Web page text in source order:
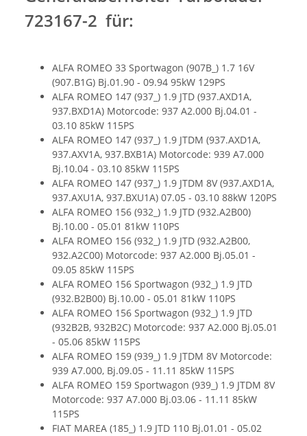
723167-2 für:
ALFA ROMEO 33 Sportwagon (907B_) 1.7 16V
(907.B1G) Bj.01.90 - 09.94 95kW 129PS
ALFA ROMEO 147 (937_) 1.9 JTD (937.AXD1A,
937.BXD1A) Motorcode: 937 A2.000 Bj.04.01 -
03.10 85kW 115PS
ALFA ROMEO 147 (937_) 1.9 JTDM (937.AXD1A,
937.AXV1A, 937.BXB1A) Motorcode: 939 A7.000
Bj.10.04 - 03.10 85kW 115PS
ALFA ROMEO 147 (937_) 1.9 JTDM 8V (937.AXD1A,
937.AXU1A, 937.BXU1A) 07.05 - 03.10 88kW 120PS
ALFA ROMEO 156 (932_) 1.9 JTD (932.A2B00)
Bj.10.00 - 05.01 81kW 110PS
ALFA ROMEO 156 (932_) 1.9 JTD (932.A2B00,
932.A2C00) Motorcode: 937 A2.000 Bj.05.01 -
09.05 85kW 115PS
ALFA ROMEO 156 Sportwagon (932_) 1.9 JTD
(932.B2B00) Bj.10.00 - 05.01 81kW 110PS
ALFA ROMEO 156 Sportwagon (932_) 1.9 JTD
(932B2B, 932B2C) Motorcode: 937 A2.000 Bj.05.01
- 05.06 85kW 115PS
ALFA ROMEO 159 (939_) 1.9 JTDM 8V Motorcode:
939 A7.000, Bj.09.05 - 11.11 85kW 115PS
ALFA ROMEO 159 Sportwagon (939_) 1.9 JTDM 8V
Motorcode: 937 A7.000 Bj.03.06 - 11.11 85kW
115PS
FIAT MAREA (185_) 1.9 JTD 110 Bj.01.01 - 05.02